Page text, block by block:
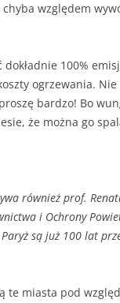
względem
100%
ogrzewania.
bardzo! Bo
że można go
również prof.
i Ochrony
są już 100 lat
te miasta pod